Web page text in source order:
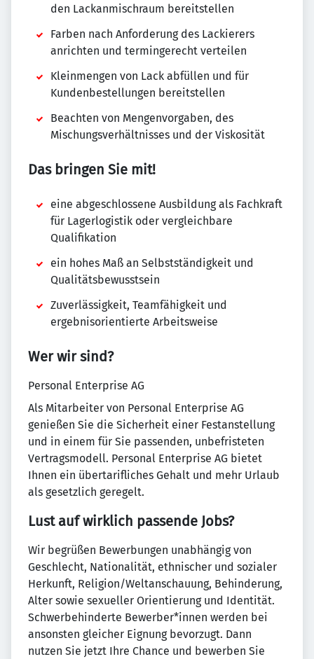
den Lackanmischraum bereitstellen
Farben nach Anforderung des Lackierers
anrichten und termingerecht verteilen
Kleinmengen von Lack abfüllen und für
Kundenbestellungen bereitstellen
Beachten von Mengenvorgaben, des
Mischungsverhältnisses und der Viskosität
Das bringen Sie mit!
eine abgeschlossene Ausbildung als Fachkraft
für Lagerlogistik oder vergleichbare
Qualifikation
ein hohes Maß an Selbstständigkeit und
Qualitätsbewusstsein
Zuverlässigkeit, Teamfähigkeit und
ergebnisorientierte Arbeitsweise
Wer wir sind?
Personal Enterprise AG
Als Mitarbeiter von Personal Enterprise AG
genießen Sie die Sicherheit einer Festanstellung
und in einem für Sie passenden, unbefristeten
Vertragsmodell. Personal Enterprise AG bietet
Ihnen ein übertarifliches Gehalt und mehr Urlaub
als gesetzlich geregelt.
Lust auf wirklich passende Jobs?
Wir begrüßen Bewerbungen unabhängig von
Geschlecht, Nationalität, ethnischer und sozialer
Herkunft, Religion/Weltanschauung, Behinderung,
Alter sowie sexueller Orientierung und Identität.
Schwerbehinderte Bewerber*innen werden bei
ansonsten gleicher Eignung bevorzugt. Dann
nutzen Sie jetzt Ihre Chance und bewerben Sie